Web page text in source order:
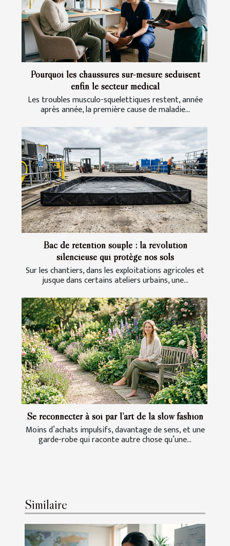
Pourquoi les chaussures sur-mesure séduisent
enfin le secteur médical
Les troubles musculo-squelettiques restent, année
après année, la première cause de maladie...
Bac de rétention souple : la révolution
silencieuse qui protège nos sols
Sur les chantiers, dans les exploitations agricoles et
jusque dans certains ateliers urbains, une...
Se reconnecter à soi par l’art de la slow fashion
Moins d’achats impulsifs, davantage de sens, et une
garde-robe qui raconte autre chose qu’une...
Similaire